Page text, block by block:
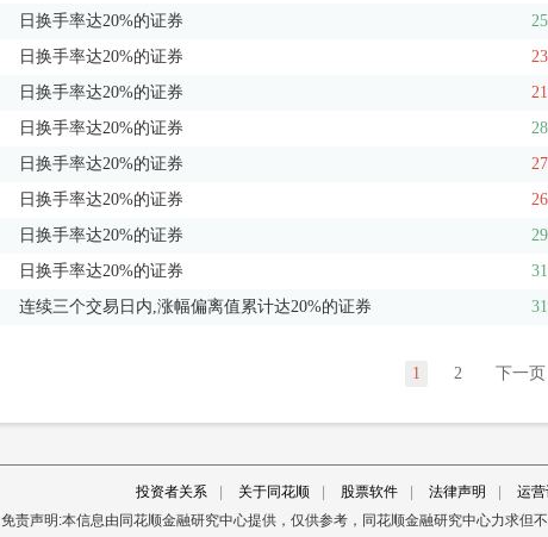
日换手率达20%的证券
日换手率达20%的证券
日换手率达20%的证券
日换手率达20%的证券
日换手率达20%的证券
日换手率达20%的证券
日换手率达20%的证券
日换手率达20%的证券
连续三个交易日内,涨幅偏离值累计达20%的证券
1 2 下一页
投资者关系 关于同花顺 股票软件 法律声明 运
免责声明:本信息由同花顺金融研究中心提供，仅供参考，同花顺金融研究中心力求但